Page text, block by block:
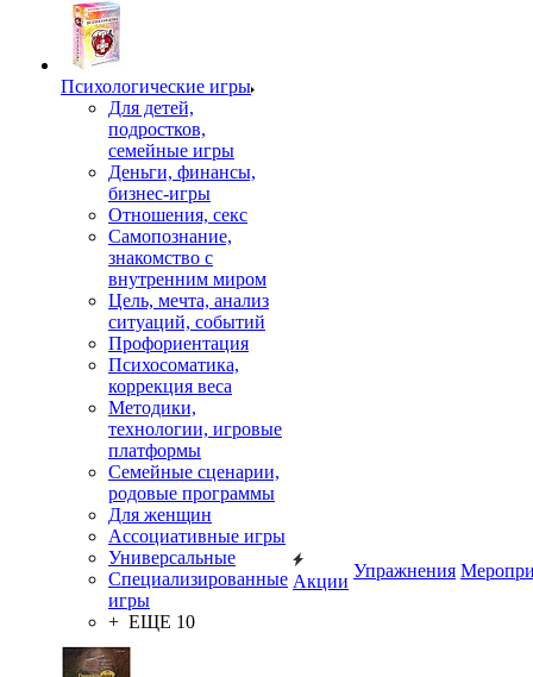
Психологические игры
Для детей,
подростков,
семейные игры
Деньги, финансы,
бизнес-игры
Отношения, секс
Самопознание,
знакомство с
внутренним миром
Цель, мечта, анализ
ситуаций, событий
Профориентация
Психосоматика,
коррекция веса
Методики,
технологии, игровые
платформы
Семейные сценарии,
родовые программы
Для женщин
Ассоциативные игры
Универсальные
Специализированные
игры
+ ЕЩЕ 10
Акции
Упражнения